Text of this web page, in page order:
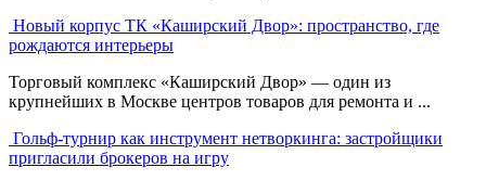
Новый корпус ТК «Каширский Двор»: пространство, где
рождаются интерьеры
Торговый комплекс «Каширский Двор» — один из
крупнейших в Москве центров товаров для ремонта и ...
Гольф-турнир как инструмент нетворкинга: застройщики
пригласили брокеров на игру